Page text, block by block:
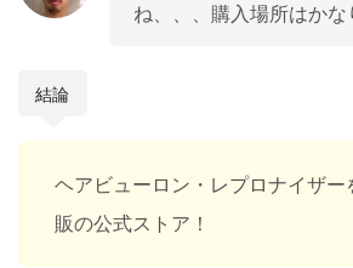
ね、、、購入場所はかな
結論
ヘアビューロン・レプロナイザー
販の公式ストア！